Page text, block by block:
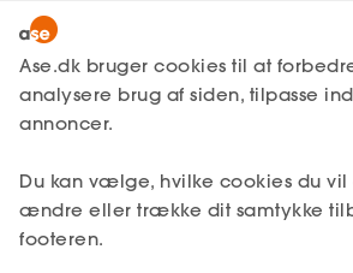
MitAse
Ase Selvstændig
Dokumenter.dk
Lønmodtager
Selvstændig
Etableret
Produkter
Selvstændig Få svar
Bogføring
Moms og afgifter på biler
Gulpladebiler
Ase.dk bruger cookies til at
analysere brug af siden, tilpasse
annoncer.
Du kan vælge, hvilke cookies du
ændre eller trække dit samtykke
footeren.